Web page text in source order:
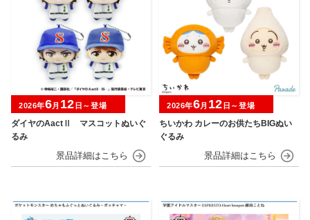
ダイヤのAactⅡ マスコットぬいぐ
るみ
2026年6月 12 日～登場
ちいかわ カレーのお供たちBIGぬい
ぐるみ
2026年6月 12 日～登場